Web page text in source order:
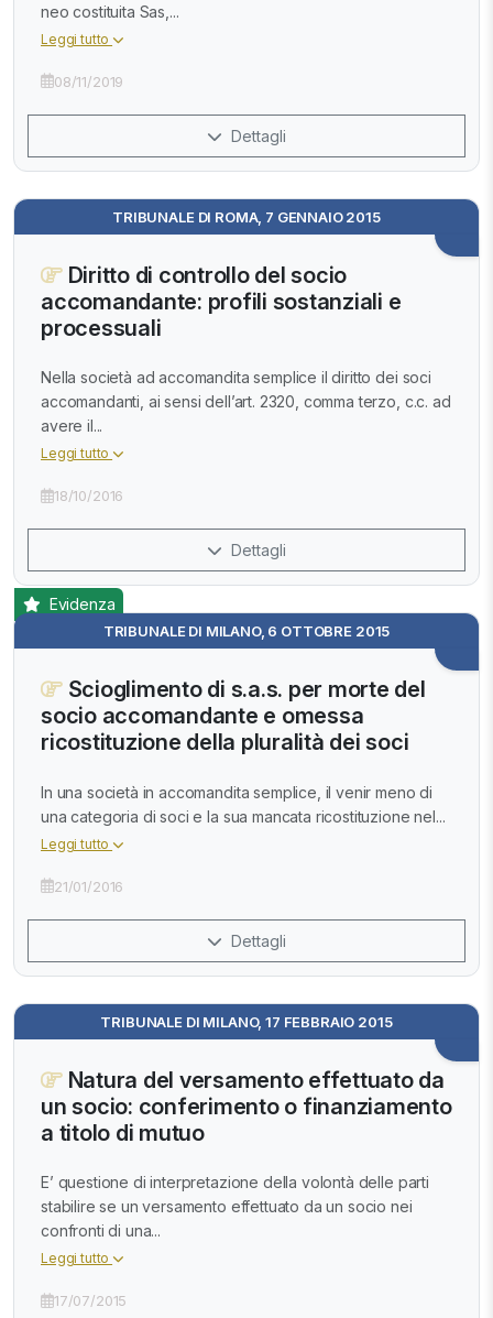
neo costituita Sas,...
Leggi tutto
08/11/2019
Dettagli
TRIBUNALE DI ROMA, 7 GENNAIO 2015
Diritto di controllo del socio
accomandante: profili sostanziali e
processuali
Nella società ad accomandita semplice il diritto dei soci
accomandanti, ai sensi dell’art. 2320, comma terzo, c.c. ad
avere il...
Leggi tutto
18/10/2016
Dettagli
TRIBUNALE DI MILANO, 6 OTTOBRE 2015
Evidenza
Scioglimento di s.a.s. per morte del
socio accomandante e omessa
ricostituzione della pluralità dei soci
In una società in accomandita semplice, il venir meno di
una categoria di soci e la sua mancata ricostituzione nel...
Leggi tutto
21/01/2016
Dettagli
TRIBUNALE DI MILANO, 17 FEBBRAIO 2015
Natura del versamento effettuato da
un socio: conferimento o finanziamento
a titolo di mutuo
E’ questione di interpretazione della volontà delle parti
stabilire se un versamento effettuato da un socio nei
confronti di una...
Leggi tutto
17/07/2015